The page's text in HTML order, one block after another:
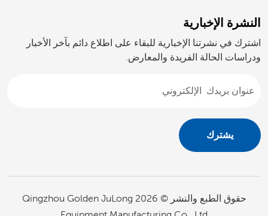
النشرة الإخبارية
اشترك في نشرتنا الإخبارية للبقاء على اطلاع دائم بآخر الأخبار
ودراسات الحالة الفريدة والمعارض.
حقوق الطبع والنشر © 2026 Qingzhou Golden JuLong